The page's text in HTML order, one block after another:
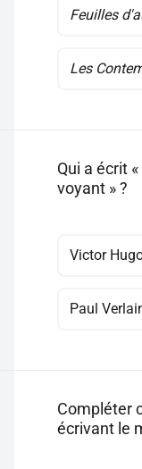
Feuilles
Les
Qui a écrit
voyant » ?
Victor
Paul
Compléter
écrivant le